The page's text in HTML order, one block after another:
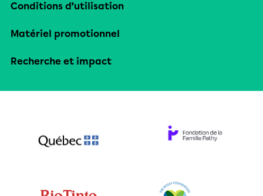
Conditions d’utilisation
Matériel promotionnel
Recherche et impact